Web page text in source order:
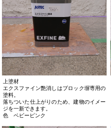
上塗材
エクスファイン艶消しはブロック塀専用の
塗料。
落ちついた仕上がりのため、建物のイメー
ジを一新できます。
色 ベビーピンク